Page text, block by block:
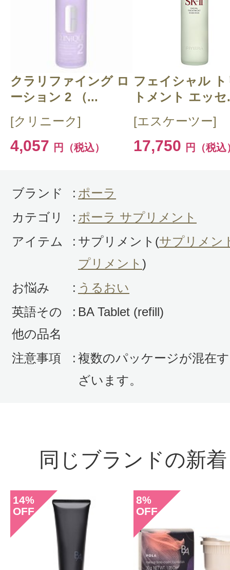
CT 会員様は、マイページの「購
らクチコミ投稿すると1 商品に
ントプレゼント！
クラリファイング ロ
ーション 2 （...
[クリニーク]
4,057 円（税込）
フェイシャル ト
トメント エッ
[エスケーツー]
17,750 円（税込
ブランド : ポーラ
カテゴリ
: ポーラ サプリメント
アイテム
: サプリメント(サプリメン
プリメント )
お悩み
: うるおい
英語その
他の品名
: BA Tablet (refill)
注意事項 : 複数のパッケージが混在
ざいます。
同じブランドの新
14%
OFF
8%
OFF